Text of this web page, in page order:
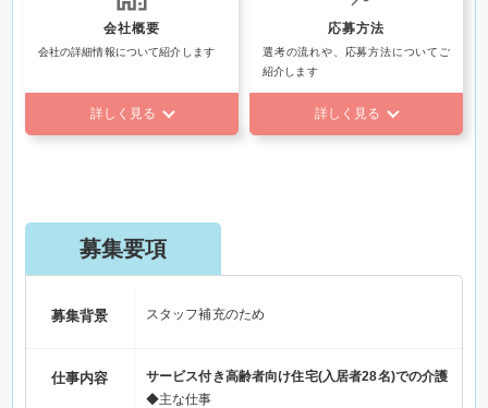
会社概要
会社の詳細情報について紹介します
詳しく見る
応募方法
選考の流れや、応募方法についてご
紹介します
詳しく見る
募集要項
募集背景 スタッフ補充のため
仕事内容
サービス付き高齢者向け住宅(入居者28名)での介護
◆主な仕事